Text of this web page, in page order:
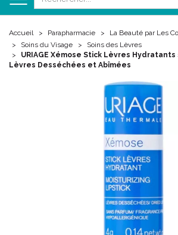
Accueil Parapharmacie
La Beauté par Les
Soins du Visage
Soins des Lèvres
URIAGE Xémose Stick Lèvres Hydratants
Lèvres Desséchées et Abîmées